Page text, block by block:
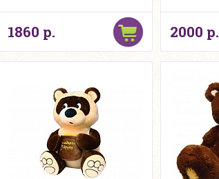
1860 р. 2000 р.